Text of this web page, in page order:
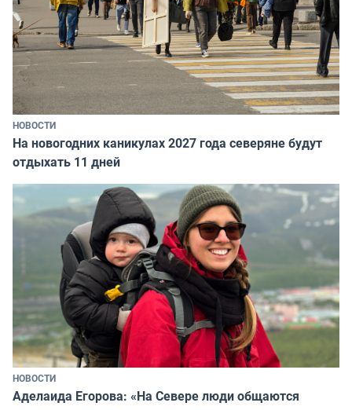
НОВОСТИ
На новогодних каникулах 2027 года северяне будут
отдыхать 11 дней
НОВОСТИ
Аделаида Егорова: «На Севере люди общаются